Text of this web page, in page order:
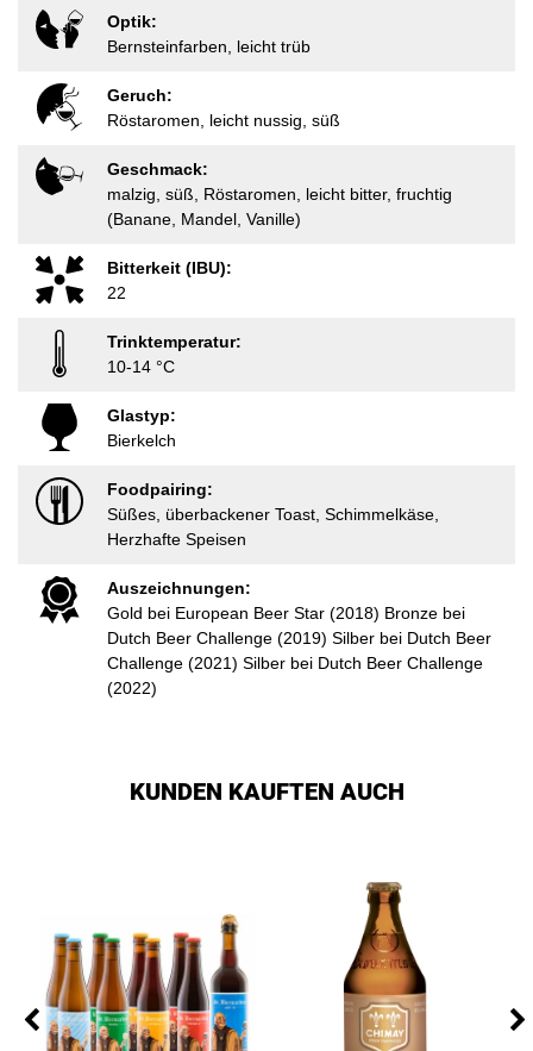
Optik:
Bernsteinfarben, leicht trüb
Geruch:
Röstaromen, leicht nussig, süß
Geschmack:
malzig, süß, Röstaromen, leicht bitter, fruchtig
(Banane, Mandel, Vanille)
Bitterkeit (IBU):
22
Trinktemperatur:
10-14 °C
Glastyp:
Bierkelch
Foodpairing:
Süßes, überbackener Toast, Schimmelkäse,
Herzhafte Speisen
Auszeichnungen:
Gold bei European Beer Star (2018) Bronze bei
Dutch Beer Challenge (2019) Silber bei Dutch Beer
Challenge (2021) Silber bei Dutch Beer Challenge
(2022)
KUNDEN KAUFTEN AUCH